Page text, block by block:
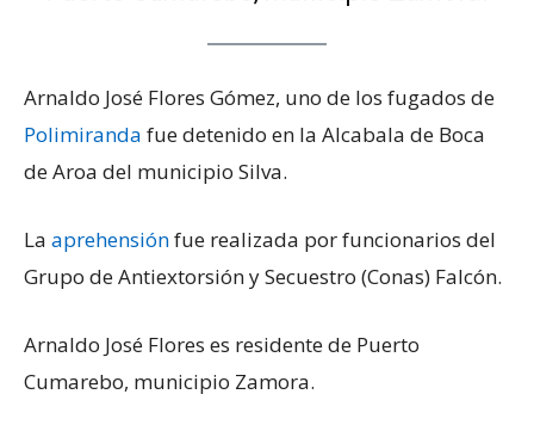
Arnaldo José Flores Gómez, uno de los fugados de
Polimiranda fue detenido en la Alcabala de Boca
de Aroa del municipio Silva.
La aprehensiónfue realizada por funcionarios del
Grupo de Antiextorsión y Secuestro (Conas) Falcón.
Arnaldo José Flores es residente de Puerto
Cumarebo, municipio Zamora.